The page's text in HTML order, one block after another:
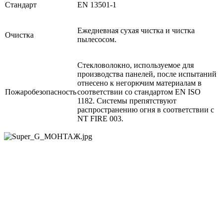
Стандарт EN 13501-1
Очистка
Ежедневная сухая чистка и чистка
пылесосом.
Пожаробезопасность
Стекловолокно, используемое для
производства панелей, после испытаний
отнесено к негорючим материалам в
соответствии со стандартом EN ISO
1182. Системы препятствуют
распространению огня в соответствии с
NT FIRE 003.